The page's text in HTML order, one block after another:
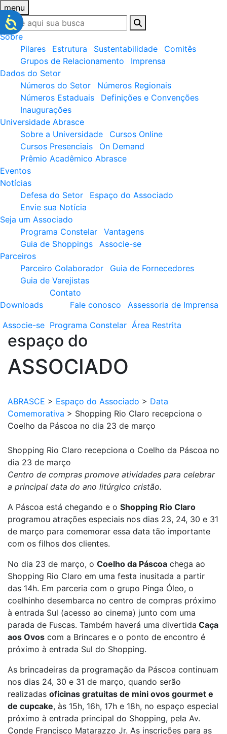
menu
Sobre
Pilares
Estrutura Sustentabilidade
Comitês
Grupos de Relacionamento
Imprensa
Dados do Setor
Números do Setor
Números Regionais
Números Estaduais
Definições e Convenções
Inaugurações
Universidade Abrasce
Sobre a Universidade
Cursos Online
Cursos Presenciais
On Demand
Prêmio Acadêmico Abrasce
Eventos
Notícias
Defesa do Setor
Espaço do Associado
Envie sua Notícia
Seja um Associado
Programa Constelar
Vantagens
Guia de Shoppings
Associe-se
Parceiros
Parceiro Colaborador
Guia de Fornecedores
Guia de Varejistas
Downloads
Contato
Fale conosco
Assessoria de Imprensa
Associe-se Programa Constelar Área Restrita
espaço do
ASSOCIADO
ABRASCE > Espaço do Associado > Data
Comemorativa > Shopping Rio Claro recepciona o
Coelho da Páscoa no dia 23 de março
Shopping Rio Claro recepciona o Coelho da Páscoa no
dia 23 de março
Centro de compras promove atividades para celebrar
a principal data do ano litúrgico cristão.
A Páscoa está chegando e o Shopping Rio Claro
programou atrações especiais nos dias 23, 24, 30 e 31
de março para comemorar essa data tão importante
com os filhos dos clientes.
No dia 23 de março, o Coelho da Páscoa chega ao
Shopping Rio Claro em uma festa inusitada a partir
das 14h. Em parceria com o grupo Pinga Óleo, o
coelhinho desembarca no centro de compras próximo
à entrada Sul (acesso ao cinema) junto com uma
parada de Fuscas. Também haverá uma divertida Caça
aos Ovos com a Brincares e o ponto de encontro é
próximo à entrada Sul do Shopping.
As brincadeiras da programação da Páscoa continuam
nos dias 24, 30 e 31 de março, quando serão
realizadas oficinas gratuitas de mini ovos gourmet e
de cupcake, às 15h, 16h, 17h e 18h, no espaço especial
próximo à entrada principal do Shopping, pela Av.
Conde Francisco Matarazzo Jr. As inscrições para as